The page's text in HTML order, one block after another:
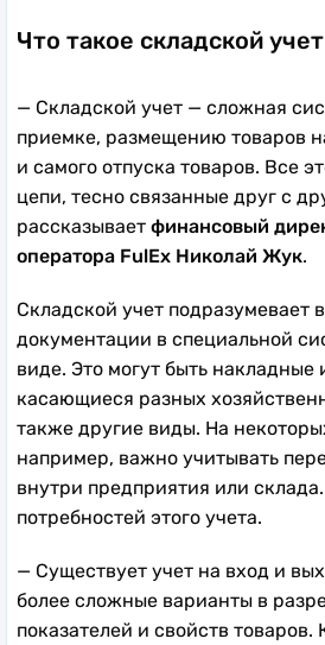
Что такое складской учет
— Складской учет — сложная
приемке, размещению товаров
и самого отпуска товаров. Все
цепи, тесно связанные друг с
рассказывает финансовый
оператора FulEx Николай Жук.
Складской учет подразумевает
документации в специальной
виде. Это могут быть накладные
касающиеся разных
также другие виды. На
например, важно учитывать
внутри предприятия или
потребностей этого учета.
— Существует учет на вход и
более сложные варианты в
показателей и свойств